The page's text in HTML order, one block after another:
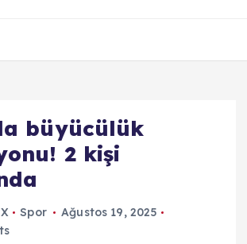
büyücülük
2 kişi
Spor
Ağustos 19, 2025